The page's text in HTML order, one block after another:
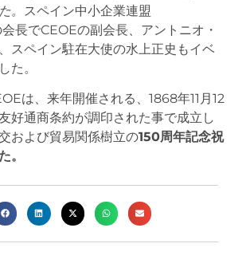
。
スペイン中小企業連盟
会長でCEOEの副会長、アントニオ・
スペイン駐在大使の水上正史もイベ
た。
は、来年開催される、1868年11月12
好通商条約が調印された事で成立し
および貿易関係樹立の150周年記念祝
。